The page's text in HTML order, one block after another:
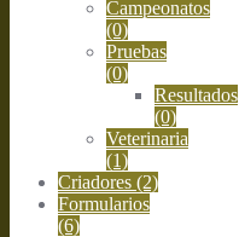
Campeonatos
(0)
Pruebas
(0)
Resultados
(0)
Veterinaria
(1)
Criadores (2)
Formularios
(6)